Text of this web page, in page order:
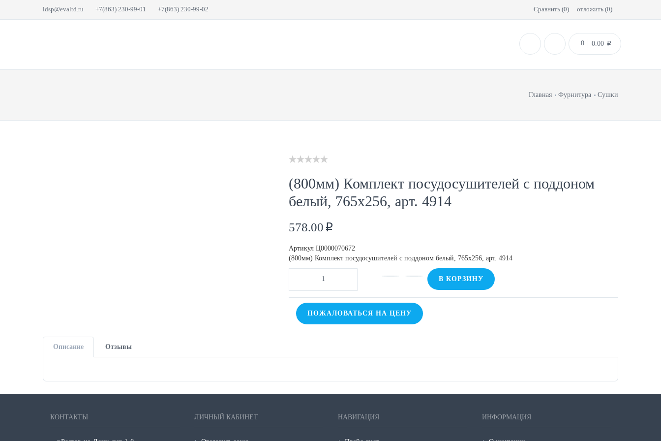
ldsp@evaltd.ru +7(863) 230-99-01 +7(863) 230-99-02 Сравнить (0) отложить (0)
0 0.00 p
Главная Фурнитура Сушки
(800мм) Комплект посудосушителей с поддоном
белый, 765х256, арт. 4914
578.00 p
Артикул Ц0000070672
(800мм) Комплект посудосушителей с поддоном белый, 765х256, арт. 4914
В КОРЗИНУ
ПОЖАЛОВАТЬСЯ НА ЦЕНУ
Описание Отзывы
КОНТАКТЫ ЛИЧНЫЙ КАБИНЕТ НАВИГАЦИЯ ИНФОРМАЦИЯ